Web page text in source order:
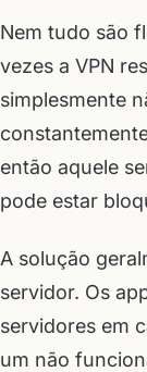
Nem tudo são
vezes a VPN
simplesmente
então aquele
pode estar
A solução
servidor. Os
servidores em
um não